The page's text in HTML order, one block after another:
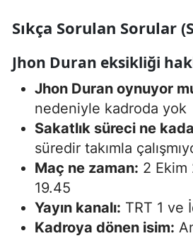
Sıkça Sorulan Sorular
Jhon Duran eksikliği
Jhon Duran oynuyor
nedeniyle kadroda yok
Sakatlık süreci ne
süredir takımla
Maç ne zaman: 2 Ekim
19.45
Yayın kanalı: TRT 1 ve
Kadroya dönen isim: